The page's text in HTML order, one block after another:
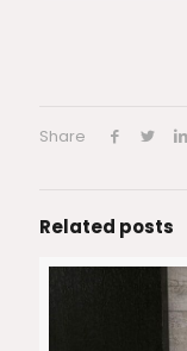
Share
Related posts